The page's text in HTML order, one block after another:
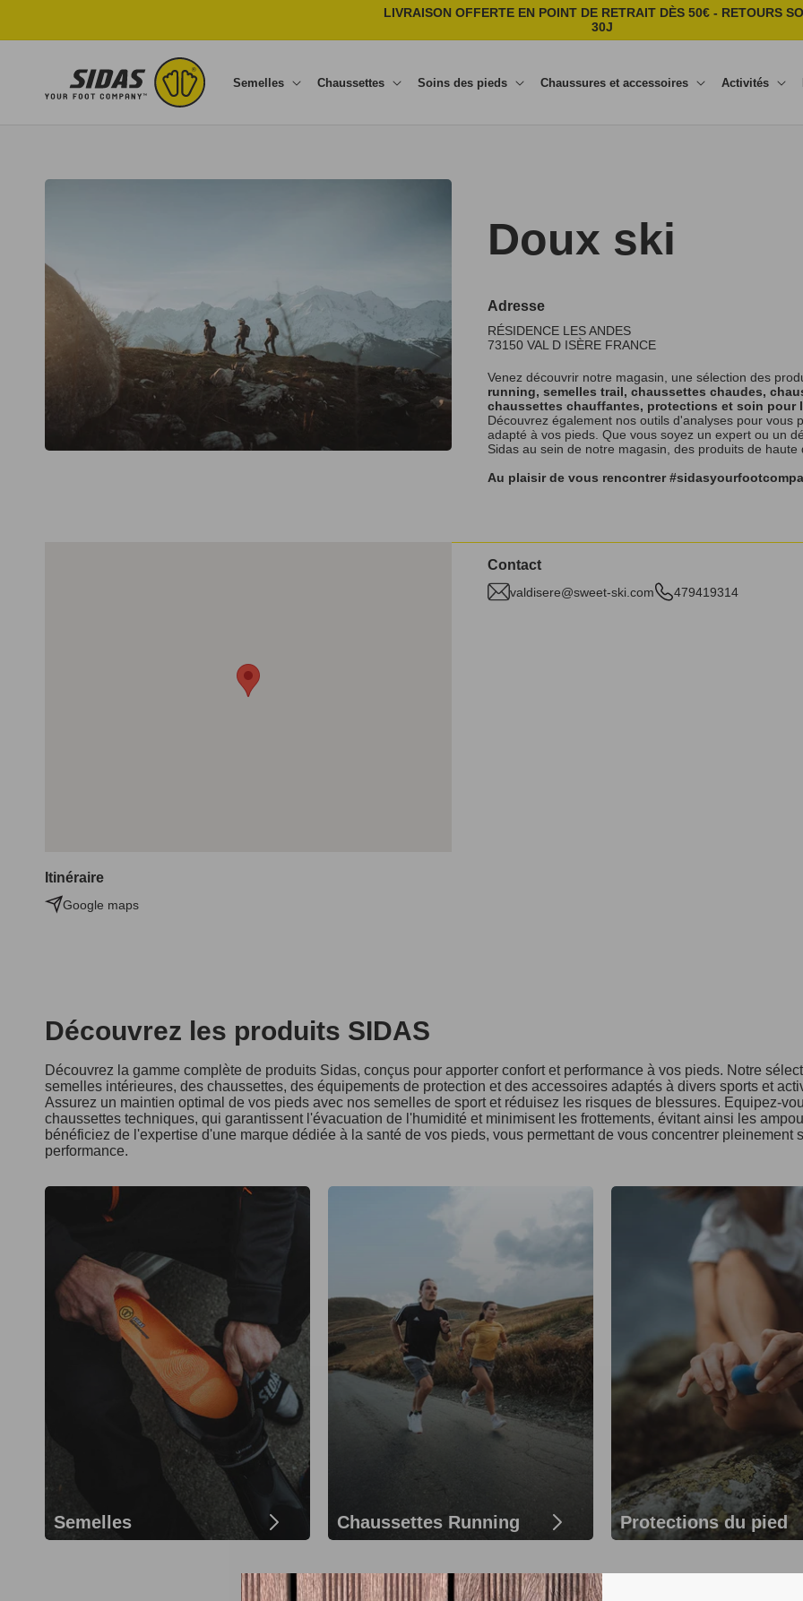
LIVRAISON OFFERTE EN POINT DE RETRAIT DÈS 50€ - RETOURS
30J
Semelles Chaussettes Soins des pieds Chaussures et accessoires Activités
Doux ski
Adresse
RÉSIDENCE LES ANDES
73150 VAL D ISÈRE FRANCE
Venez découvrir notre magasin, une sélection des
running, semelles trail, chaussettes chaudes,
chaussettes chauffantes, protections et soin pour
Découvrez également nos outils d'analyses pour
adapté à vos pieds. Que vous soyez un expert ou un
Sidas au sein de notre magasin, des produits de
Au plaisir de vous rencontrer
Itinéraire
Google maps
Contact
valdisere@sweet-ski.com 479419314
Découvrez les produits SIDAS
Découvrez la gamme complète de produits Sidas, conçus pour apporter confort et performance à vos pieds. Notre
semelles intérieures, des chaussettes, des équipements de protection et des accessoires adaptés à divers sports et
Assurez un maintien optimal de vos pieds avec nos semelles de sport et réduisez les risques de blessures. Equipez-
chaussettes techniques, qui garantissent l'évacuation de l'humidité et minimisent les frottements, évitant ainsi les
bénéficiez de l'expertise d'une marque dédiée à la santé de vos pieds, vous permettant de vous concentrer pleinement
performance.
Semelles Chaussettes Running Protections du pied